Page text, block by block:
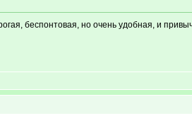
беспонтовая, но очень удобная, и